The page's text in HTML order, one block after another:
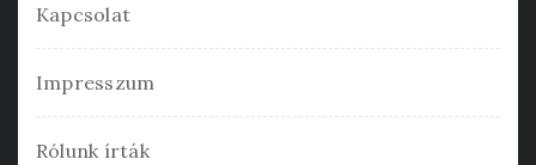
Kapcsolat
Impresszum
Rólunk írták